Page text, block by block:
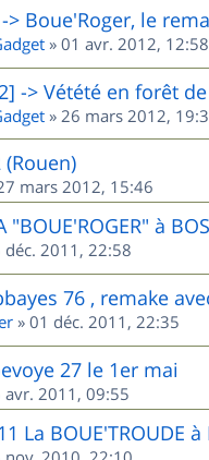
> Boue'Roger, le
» 01 avr. 2012, 12:58
-> Vétété en forêt
» 26 mars 2012,
mars 2012, 15:46
"BOUE'ROGER" à
déc. 2011, 22:58
76 , remake
» 01 déc. 2011, 22:35
27 le 1er mai
avr. 2011, 09:55
La BOUE'TROUDE à